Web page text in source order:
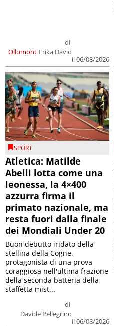
Ollomont
di
Erika David
il 06/08/2026
SPORT
Atletica: Matilde
Abelli lotta come una
leonessa, la 4×400
azzurra firma il
primato nazionale, ma
resta fuori dalla finale
dei Mondiali Under 20
di
Davide Pellegrino
il 06/08/2026
Buon debutto iridato della
stellina della Cogne,
protagonista di una prova
coraggiosa nell'ultima frazione
della seconda batteria della
staffetta mist...